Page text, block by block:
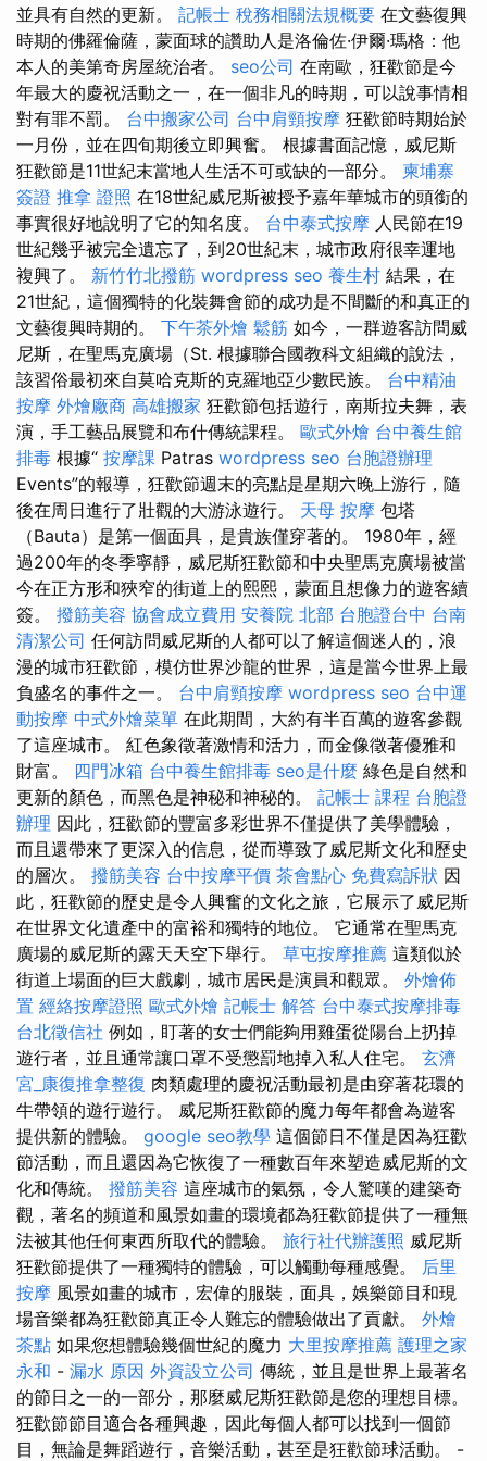
並具有自然的更新。 記帳士 稅務相關法規概要 在文藝復興
時期的佛羅倫薩，蒙面球的讚助人是洛倫佐·伊爾·瑪格：他
本人的美第奇房屋統治者。 seo公司 在南歐，狂歡節是今
年最大的慶祝活動之一，在一個非凡的時期，可以說事情相
對有罪不罰。 台中搬家公司 台中肩頸按摩 狂歡節時期始於
一月份，並在四旬期後立即興奮。 根據書面記憶，威尼斯
狂歡節是11世紀末當地人生活不可或缺的一部分。 柬埔寨
簽證 推拿 證照 在18世紀威尼斯被授予嘉年華城市的頭銜的
事實很好地說明了它的知名度。 台中泰式按摩 人民節在19
世紀幾乎被完全遺忘了，到20世紀末，城市政府很幸運地
複興了。 新竹竹北撥筋 wordpress seo 養生村 結果，在
21世紀，這個獨特的化裝舞會節的成功是不間斷的和真正的
文藝復興時期的。 下午茶外燴 鬆筋 如今，一群遊客訪問威
尼斯，在聖馬克廣場（St. 根據聯合國教科文組織的說法，
該習俗最初來自莫哈克斯的克羅地亞少數民族。 台中精油
按摩 外燴廠商 高雄搬家 狂歡節包括遊行，南斯拉夫舞，表
演，手工藝品展覽和布什傳統課程。 歐式外燴 台中養生館
排毒 根據“ 按摩課 Patras wordpress seo 台胞證辦理
Events”的報導，狂歡節週末的亮點是星期六晚上游行，隨
後在周日進行了壯觀的大游泳遊行。 天母 按摩 包塔
（Bauta）是第一個面具，是貴族僅穿著的。 1980年，經
過200年的冬季寧靜，威尼斯狂歡節和中央聖馬克廣場被當
今在正方形和狹窄的街道上的熙熙，蒙面且想像力的遊客續
簽。 撥筋美容 協會成立費用 安養院 北部 台胞證台中 台南
清潔公司 任何訪問威尼斯的人都可以了解這個迷人的，浪
漫的城市狂歡節，模仿世界沙龍的世界，這是當今世界上最
負盛名的事件之一。 台中肩頸按摩 wordpress seo 台中運
動按摩 中式外燴菜單 在此期間，大約有半百萬的遊客參觀
了這座城市。 紅色象徵著激情和活力，而金像徵著優雅和
財富。 四門冰箱 台中養生館排毒 seo是什麼 綠色是自然和
更新的顏色，而黑色是神秘和神秘的。 記帳士 課程 台胞證
辦理 因此，狂歡節的豐富多彩世界不僅提供了美學體驗，
而且還帶來了更深入的信息，從而導致了威尼斯文化和歷史
的層次。 撥筋美容 台中按摩平價 茶會點心 免費寫訴狀 因
此，狂歡節的歷史是令人興奮的文化之旅，它展示了威尼斯
在世界文化遺產中的富裕和獨特的地位。 它通常在聖馬克
廣場的威尼斯的露天天空下舉行。 草屯按摩推薦 這類似於
街道上場面的巨大戲劇，城市居民是演員和觀眾。 外燴佈
置 經絡按摩證照 歐式外燴 記帳士 解答 台中泰式按摩排毒
台北徵信社 例如，盯著的女士們能夠用雞蛋從陽台上扔掉
遊行者，並且通常讓口罩不受懲罰地掉入私人住宅。 玄濟
宮_康復推拿整復 肉類處理的慶祝活動最初是由穿著花環的
牛帶領的遊行遊行。 威尼斯狂歡節的魔力每年都會為遊客
提供新的體驗。 google seo教學 這個節日不僅是因為狂歡
節活動，而且還因為它恢復了一種數百年來塑造威尼斯的文
化和傳統。 撥筋美容 這座城市的氣氛，令人驚嘆的建築奇
觀，著名的頻道和風景如畫的環境都為狂歡節提供了一種無
法被其他任何東西所取代的體驗。 旅行社代辦護照 威尼斯
狂歡節提供了一種獨特的體驗，可以觸動每種感覺。 后里
按摩 風景如畫的城市，宏偉的服裝，面具，娛樂節目和現
場音樂都為狂歡節真正令人難忘的體驗做出了貢獻。 外燴
茶點 如果您想體驗幾個世紀的魔力 大里按摩推薦 護理之家
永和 - 漏水 原因 外資設立公司 傳統，並且是世界上最著名
的節日之一的一部分，那麼威尼斯狂歡節是您的理想目標。
狂歡節節目適合各種興趣，因此每個人都可以找到一個節
目，無論是舞蹈遊行，音樂活動，甚至是狂歡節球活動。 -